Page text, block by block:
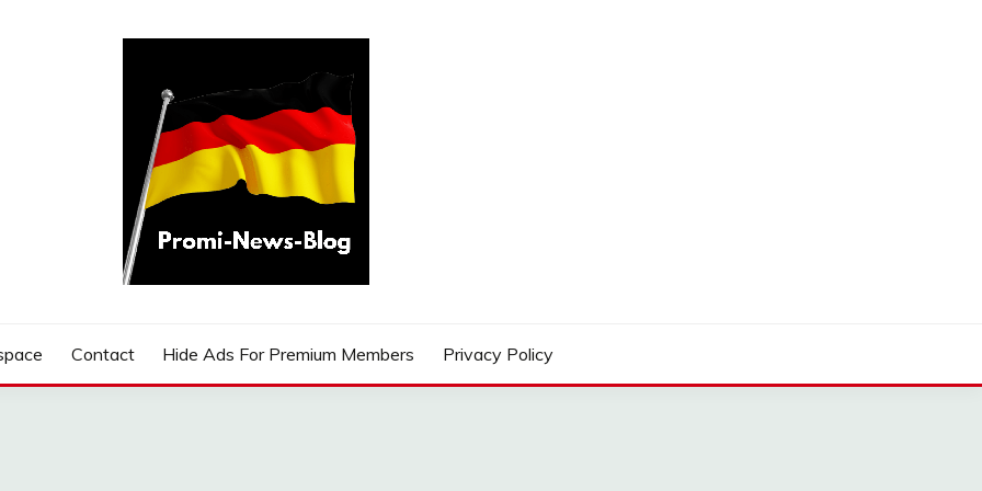
Contact Hide Ads For Premium Members Privacy Policy